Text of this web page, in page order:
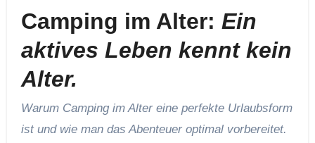
Camping im Alter: Ein
aktives Leben kennt kein
Alter.
Warum Camping im Alter eine perfekte Urlaubsform
ist und wie man das Abenteuer optimal vorbereitet.